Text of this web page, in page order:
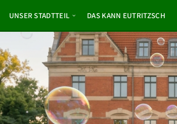
UNSER STADTTEIL DAS KANN EUTRITZSCH